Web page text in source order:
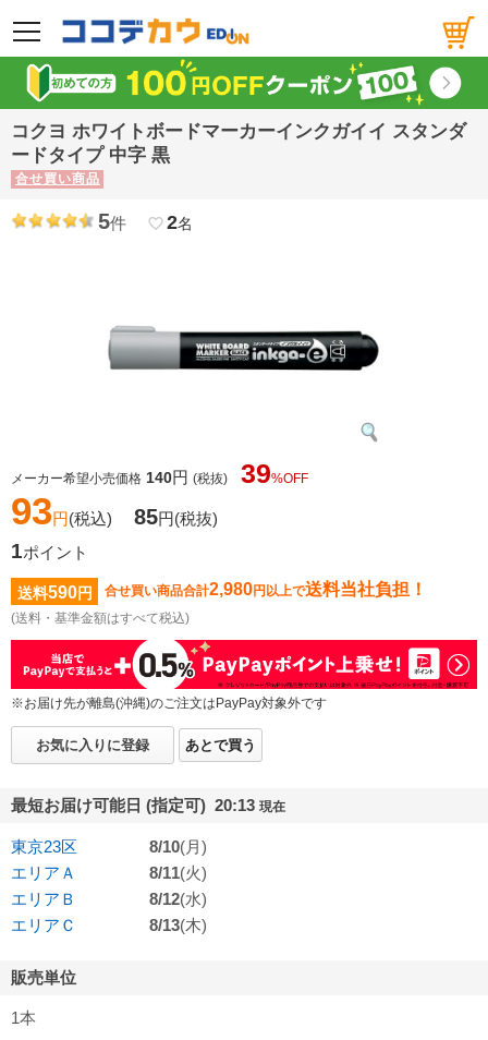
メニュー
コクヨ ホワイトボードマーカーインクガイイ スタンダ
ードタイプ 中字 黒
合せ買い商品
5件 favorite_border2名
メーカー希望小売価格 140円 (税抜) 39%OFF
93円(税込) 85円(税抜)
1ポイント
送料590円 合せ買い商品合計2,980円以上で送料当社負担！
(送料・基準金額はすべて税込)
※お届け先が離島(沖縄)のご注文はPayPay対象外です
お気に入りに登録 あとで買う
最短お届け可能日 (指定可) 20:13 現在
東京23区 8/10(月)
エリアＡ
8/11(火)
エリアＢ
8/12(水)
エリアＣ
8/13(木)
販売単位
1本